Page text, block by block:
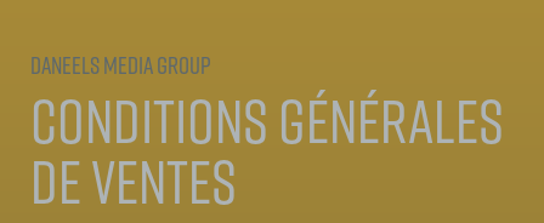
Daneels Media Group
Conditions générales
de ventes